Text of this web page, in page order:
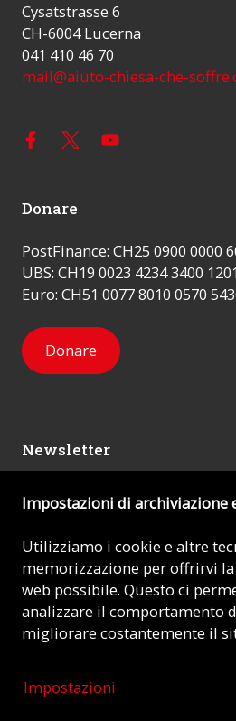
Cysatstrasse 6
CH-6004 Lucerna
041 410 46 70
mail@aiuto-chiesa-che-
Donare
PostFinance: CH25 0900 0000
UBS: CH19 0023 4234 3400
Euro: CH51 0077 8010 0570
Donare
Newsletter
Mi iscrivo
© 2026 - AIUTO ALLA CHIESA CHE
Impronta
Impostazioni di archiviazione
Utilizziamo i cookie e altre
memorizzazione per offrirvi
web possibile. Questo ci
analizzare il comportamento
migliorare costantemente il
Impostazioni